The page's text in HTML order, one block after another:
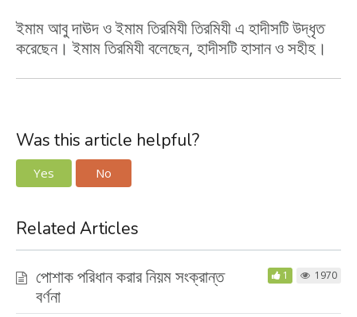
ইমাম আবু দাঊদ ও ইমাম তিরমিযী তিরমিযী এ হাদীসটি উদ্ধৃত
করেছেন। ইমাম তিরমিযী বলেছেন, হাদীসটি হাসান ও সহীহ।
Was this article helpful?
Yes No
Related Articles
পোশাক পরিধান করার নিয়ম সংক্রান্ত
বর্ণনা
1 1970